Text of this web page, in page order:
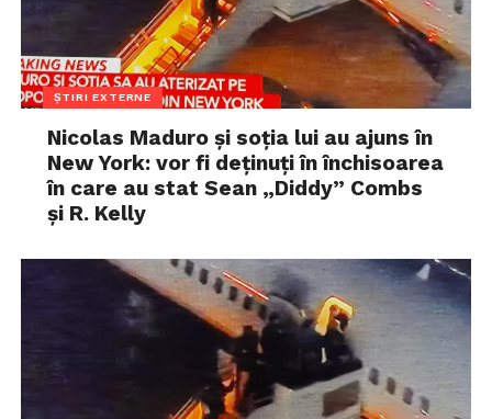
ȘTIRI EXTERNE
Nicolas Maduro și soția lui au ajuns în
New York: vor fi deținuți în închisoarea
în care au stat Sean „Diddy” Combs
și R. Kelly